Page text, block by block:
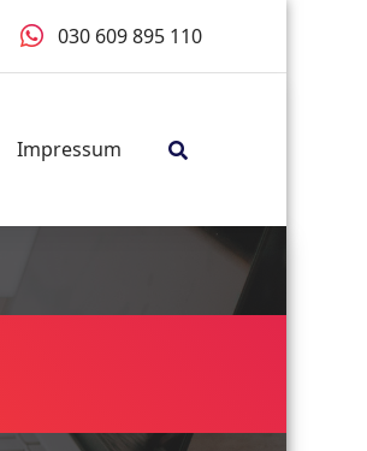
030 609 895 110
Impressum